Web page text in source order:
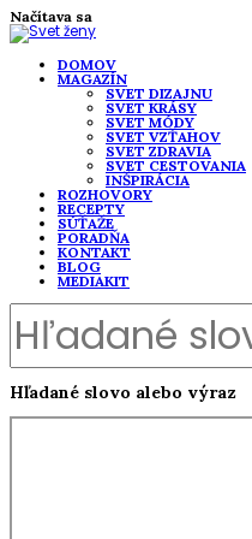
Načítava sa
DOMOV
MAGAZÍN
SVET DIZAJNU
SVET KRÁSY
SVET MÓDY
SVET VZŤAHOV
SVET ZDRAVIA
SVET CESTOVANIA
INŠPIRÁCIA
ROZHOVORY
RECEPTY
SÚŤAŽE
PORADŇA
KONTAKT
BLOG
MEDIAKIT
Hľadané slovo alebo výraz